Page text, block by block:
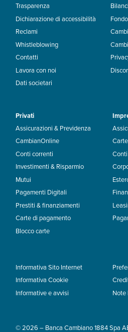
Trasparenza
Dichiarazione di accessibilità
Reclami
Whistleblowing
Contatti
Lavora con noi
Dati societari
Bilanci
Privati
Assicurazioni & Previdenza
CambianOnline
Conti correnti
Investimenti & Risparmio
Mutui
Pagamenti Digitali
Prestiti & finanziamenti
Carte di pagamento
Blocco carte
Informativa Sito Internet
Informativa Cookie
Informative e avvisi
Note
© 2026 – Banca Cambiano 1884 Spa